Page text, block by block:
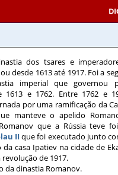
dos tsares e
desde 1613 até 1917. Foi a
imperial que governou
1613 e 1762. Entre 1762 e
por uma ramificação da
manteve o apelido
que a Rússia teve
IIque foi executado junto
casa Ipatiev na cidade de
revolução de 1917.
da dinastia Romanov.